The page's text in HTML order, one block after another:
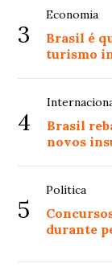
3
Economia
Brasil é
turismo
4
Brasil
novos
5
Política
durante